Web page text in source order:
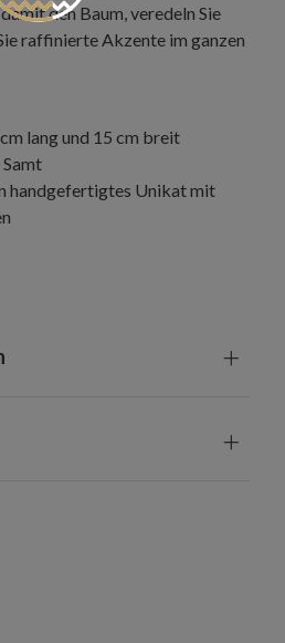
den Baum, veredeln Sie
raffinierte Akzente im ganzen
lang und 15 cm breit
handgefertigtes Unikat mit